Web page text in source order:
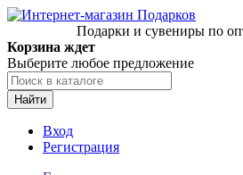
Подарки и сувениры по
Корзина ждет
Выберите любое предложение
Найти
Вход
Регистрация